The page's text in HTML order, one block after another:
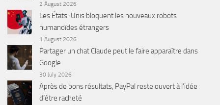
2 August 2026
Les États-Unis bloquent les nouveaux robots
humanoïdes étrangers
1 August 2026
Partager un chat Claude peut le faire apparaître dans
Google
30 July 2026
Après de bons résultats, PayPal reste ouvert à l’idée
d’être racheté